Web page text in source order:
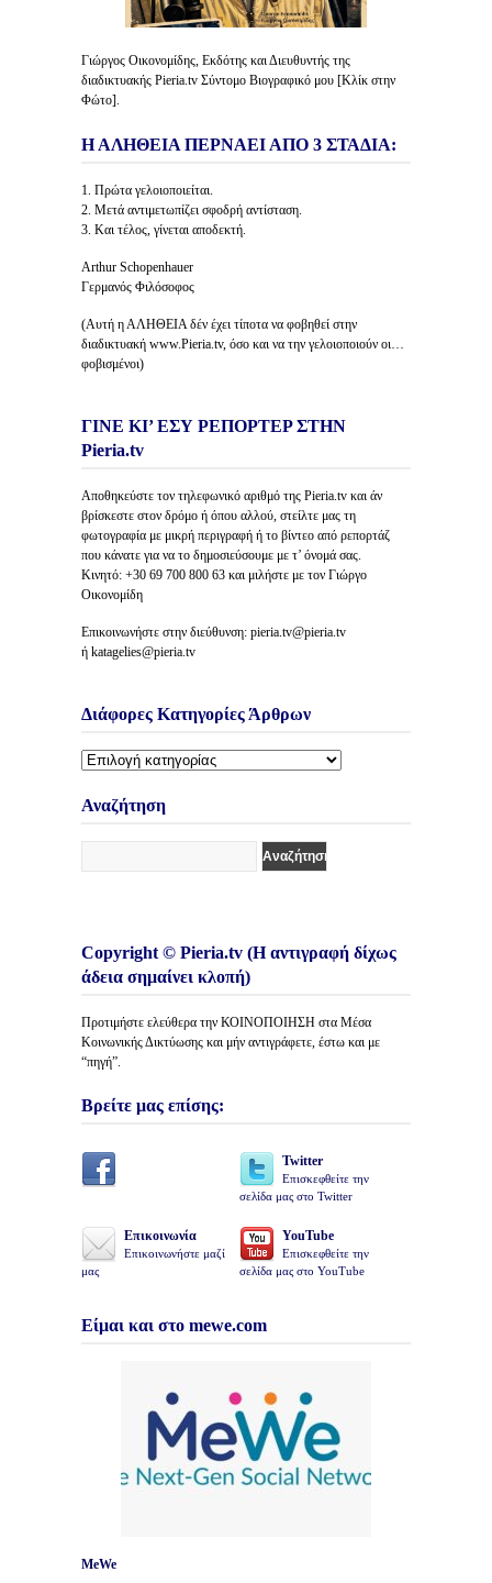
Γιώργος Οικονομίδης, Εκδότης και Διευθυντής της
διαδικτυακής Pieria.tv Σύντομο Βιογραφικό μου [Κλίκ στην
Φώτο].
Η ΑΛΗΘΕΙΑ ΠΕΡΝΑΕΙ ΑΠΟ 3 ΣΤΑΔΙΑ:
1. Πρώτα γελοιοποιείται.
2. Μετά αντιμετωπίζει σφοδρή αντίσταση.
3. Και τέλος, γίνεται αποδεκτή.
Arthur Schopenhauer
Γερμανός Φιλόσοφος
(Αυτή η ΑΛΗΘΕΙΑ δέν έχει τίποτα να φοβηθεί στην
διαδικτυακή www.Pieria.tv, όσο και να την γελοιοποιούν οι…
φοβισμένοι)
ΓΙΝΕ ΚΙ’ ΕΣΥ ΡΕΠΟΡΤΕΡ ΣΤΗΝ
Pieria.tv
Αποθηκεύστε τον τηλεφωνικό αριθμό της Pieria.tv και άν
βρίσκεστε στον δρόμο ή όπου αλλού, στείλτε μας τη
φωτογραφία με μικρή περιγραφή ή το βίντεο από ρεπορτάζ
που κάνατε για να το δημοσιεύσουμε με τ’ όνομά σας.
Κινητό: +30 69 700 800 63 και μιλήστε με τον Γιώργο
Οικονομίδη
Επικοινωνήστε στην διεύθυνση: pieria.tv@pieria.tv
ή katagelies@pieria.tv
Διάφορες Κατηγορίες Άρθρων
Διάφορες
Άρθρων
Αναζήτηση
Copyright © Pieria.tv (Η αντιγραφή δίχως
άδεια σημαίνει κλοπή)
Προτιμήστε ελεύθερα την ΚΟΙΝΟΠΟΙΗΣΗ στα Μέσα
Κοινωνικής Δικτύωσης και μήν αντιγράφετε, έστω και με
“πηγή”.
Βρείτε μας επίσης:
Twitter
Επισκεφθείτε την
σελίδα μας στο Twitter
Επικοινωνία
Επικοινωνήστε μαζί
μας
YouTube
Επισκεφθείτε την
σελίδα μας στο YouTube
Είμαι και στο mewe.com
MeWe